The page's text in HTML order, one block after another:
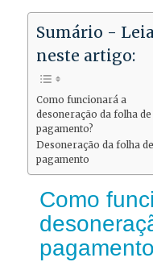
Sumário -
neste artigo:
Como funcionará a
desoneração da folha de
pagamento?
Desoneração da folha de
pagamento
Como